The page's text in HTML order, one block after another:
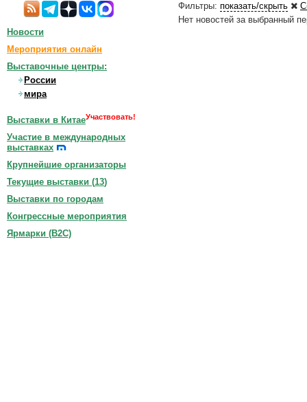
Фильтры: показать/скрыть
Нет новостей за выбранный
Новости
Мероприятия онлайн
Выставочные центры:
России
мира
Выставки в КитаеУчаствовать!
Участие в международных
выставках
Крупнейшие организаторы
Текущие выставки (13)
Выставки по городам
Конгрессные мероприятия
Ярмарки (B2C)